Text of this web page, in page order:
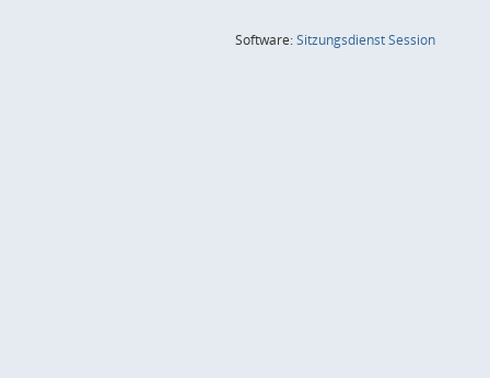
Software:SitzungsdienstSession(Wird in